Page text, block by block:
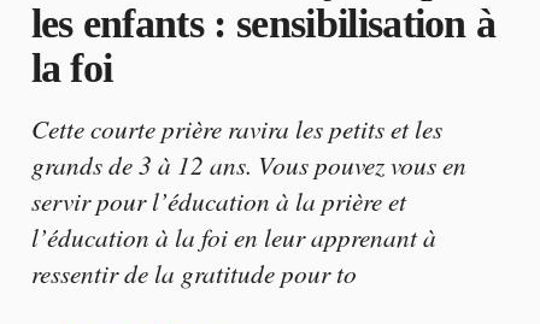
les enfants : sensibilisation à
la foi
Cette courte prière ravira les petits et les
grands de 3 à 12 ans. Vous pouvez vous en
servir pour l’éducation à la prière et
l’éducation à la foi en leur apprenant à
ressentir de la gratitude pour to